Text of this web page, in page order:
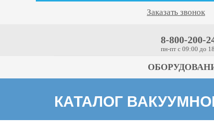
Заказать звонок
8-800-200-
пн-пт c 09:00 до
КАТАЛОГ